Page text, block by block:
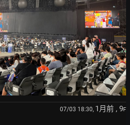
07/03 18:30, 1月前 , 9F